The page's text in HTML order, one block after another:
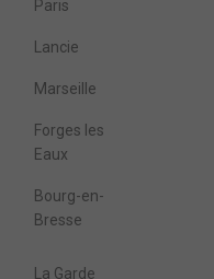
Paris
Lancie
Marseille
Forges les
Eaux
Bourg-en-
Bresse
La Garde